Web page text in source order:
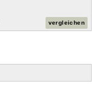
vergleichen